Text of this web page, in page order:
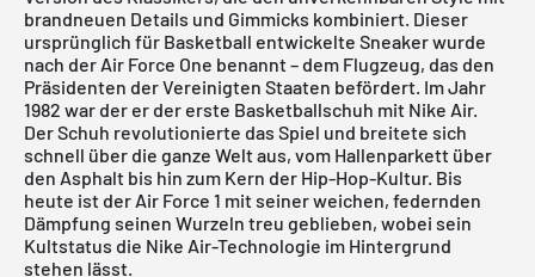
brandneuen Details und Gimmicks kombiniert. Dieser
ursprünglich für Basketball entwickelte Sneaker wurde
nach der Air Force One benannt – dem Flugzeug, das den
Präsidenten der Vereinigten Staaten befördert. Im Jahr
1982 war der er der erste Basketballschuh mit Nike Air.
Der Schuh revolutionierte das Spiel und breitete sich
schnell über die ganze Welt aus, vom Hallenparkett über
den Asphalt bis hin zum Kern der Hip-Hop-Kultur. Bis
heute ist der Air Force 1 mit seiner weichen, federnden
Dämpfung seinen Wurzeln treu geblieben, wobei sein
Kultstatus die Nike Air-Technologie im Hintergrund
stehen lässt.